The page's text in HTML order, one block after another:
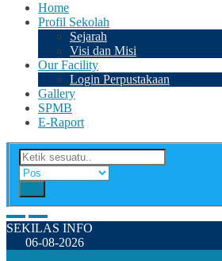
Home
Profil Sekolah
Sejarah
Visi dan Misi
Our Facility
Login Perpustakaan
Gallery
SPMB
E-Raport
SEKILAS INFO
06-08-2026